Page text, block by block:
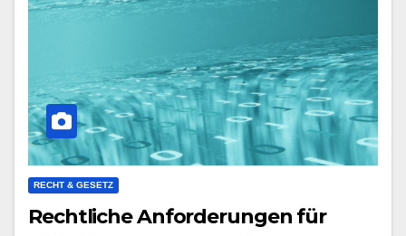
RECHT & GESETZ
Rechtliche Anforderungen für